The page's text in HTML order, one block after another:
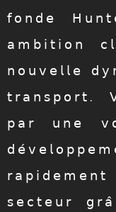
𝖿𝗈𝗇𝖽𝖾
𝖺𝗆𝖻𝗂𝗍𝗂𝗈𝗇
𝗇𝗈𝗎𝗏𝖾𝗅𝗅𝖾
𝗍𝗋𝖺𝗇𝗌𝗉𝗈𝗋𝗍.
𝗉𝖺𝗋 𝗎𝗇𝖾
𝗌𝖾𝖼𝗍𝖾𝗎𝗋